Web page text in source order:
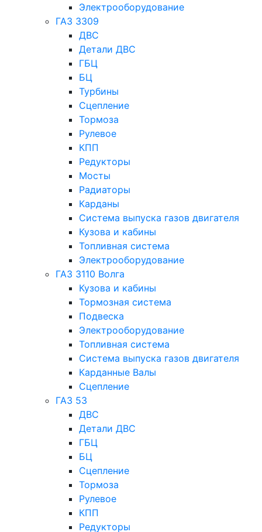
Электрооборудование
ГАЗ 3309
ДВС
Детали ДВС
ГБЦ
БЦ
Турбины
Сцепление
Тормоза
Рулевое
КПП
Редукторы
Мосты
Радиаторы
Карданы
Система выпуска газов двигателя
Кузова и кабины
Топливная система
Электрооборудование
ГАЗ 3110 Волга
Кузова и кабины
Тормозная система
Подвеска
Электрооборудование
Топливная система
Система выпуска газов двигателя
Карданные Валы
Сцепление
ГАЗ 53
ДВС
Детали ДВС
ГБЦ
БЦ
Сцепление
Тормоза
Рулевое
КПП
Редукторы